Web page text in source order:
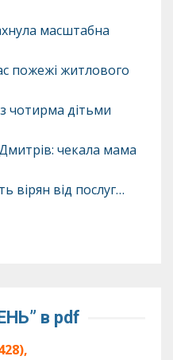
масштабна
пожежі житлового
чотирма дітьми
чекала мама
вірян від послуг…
в pdf